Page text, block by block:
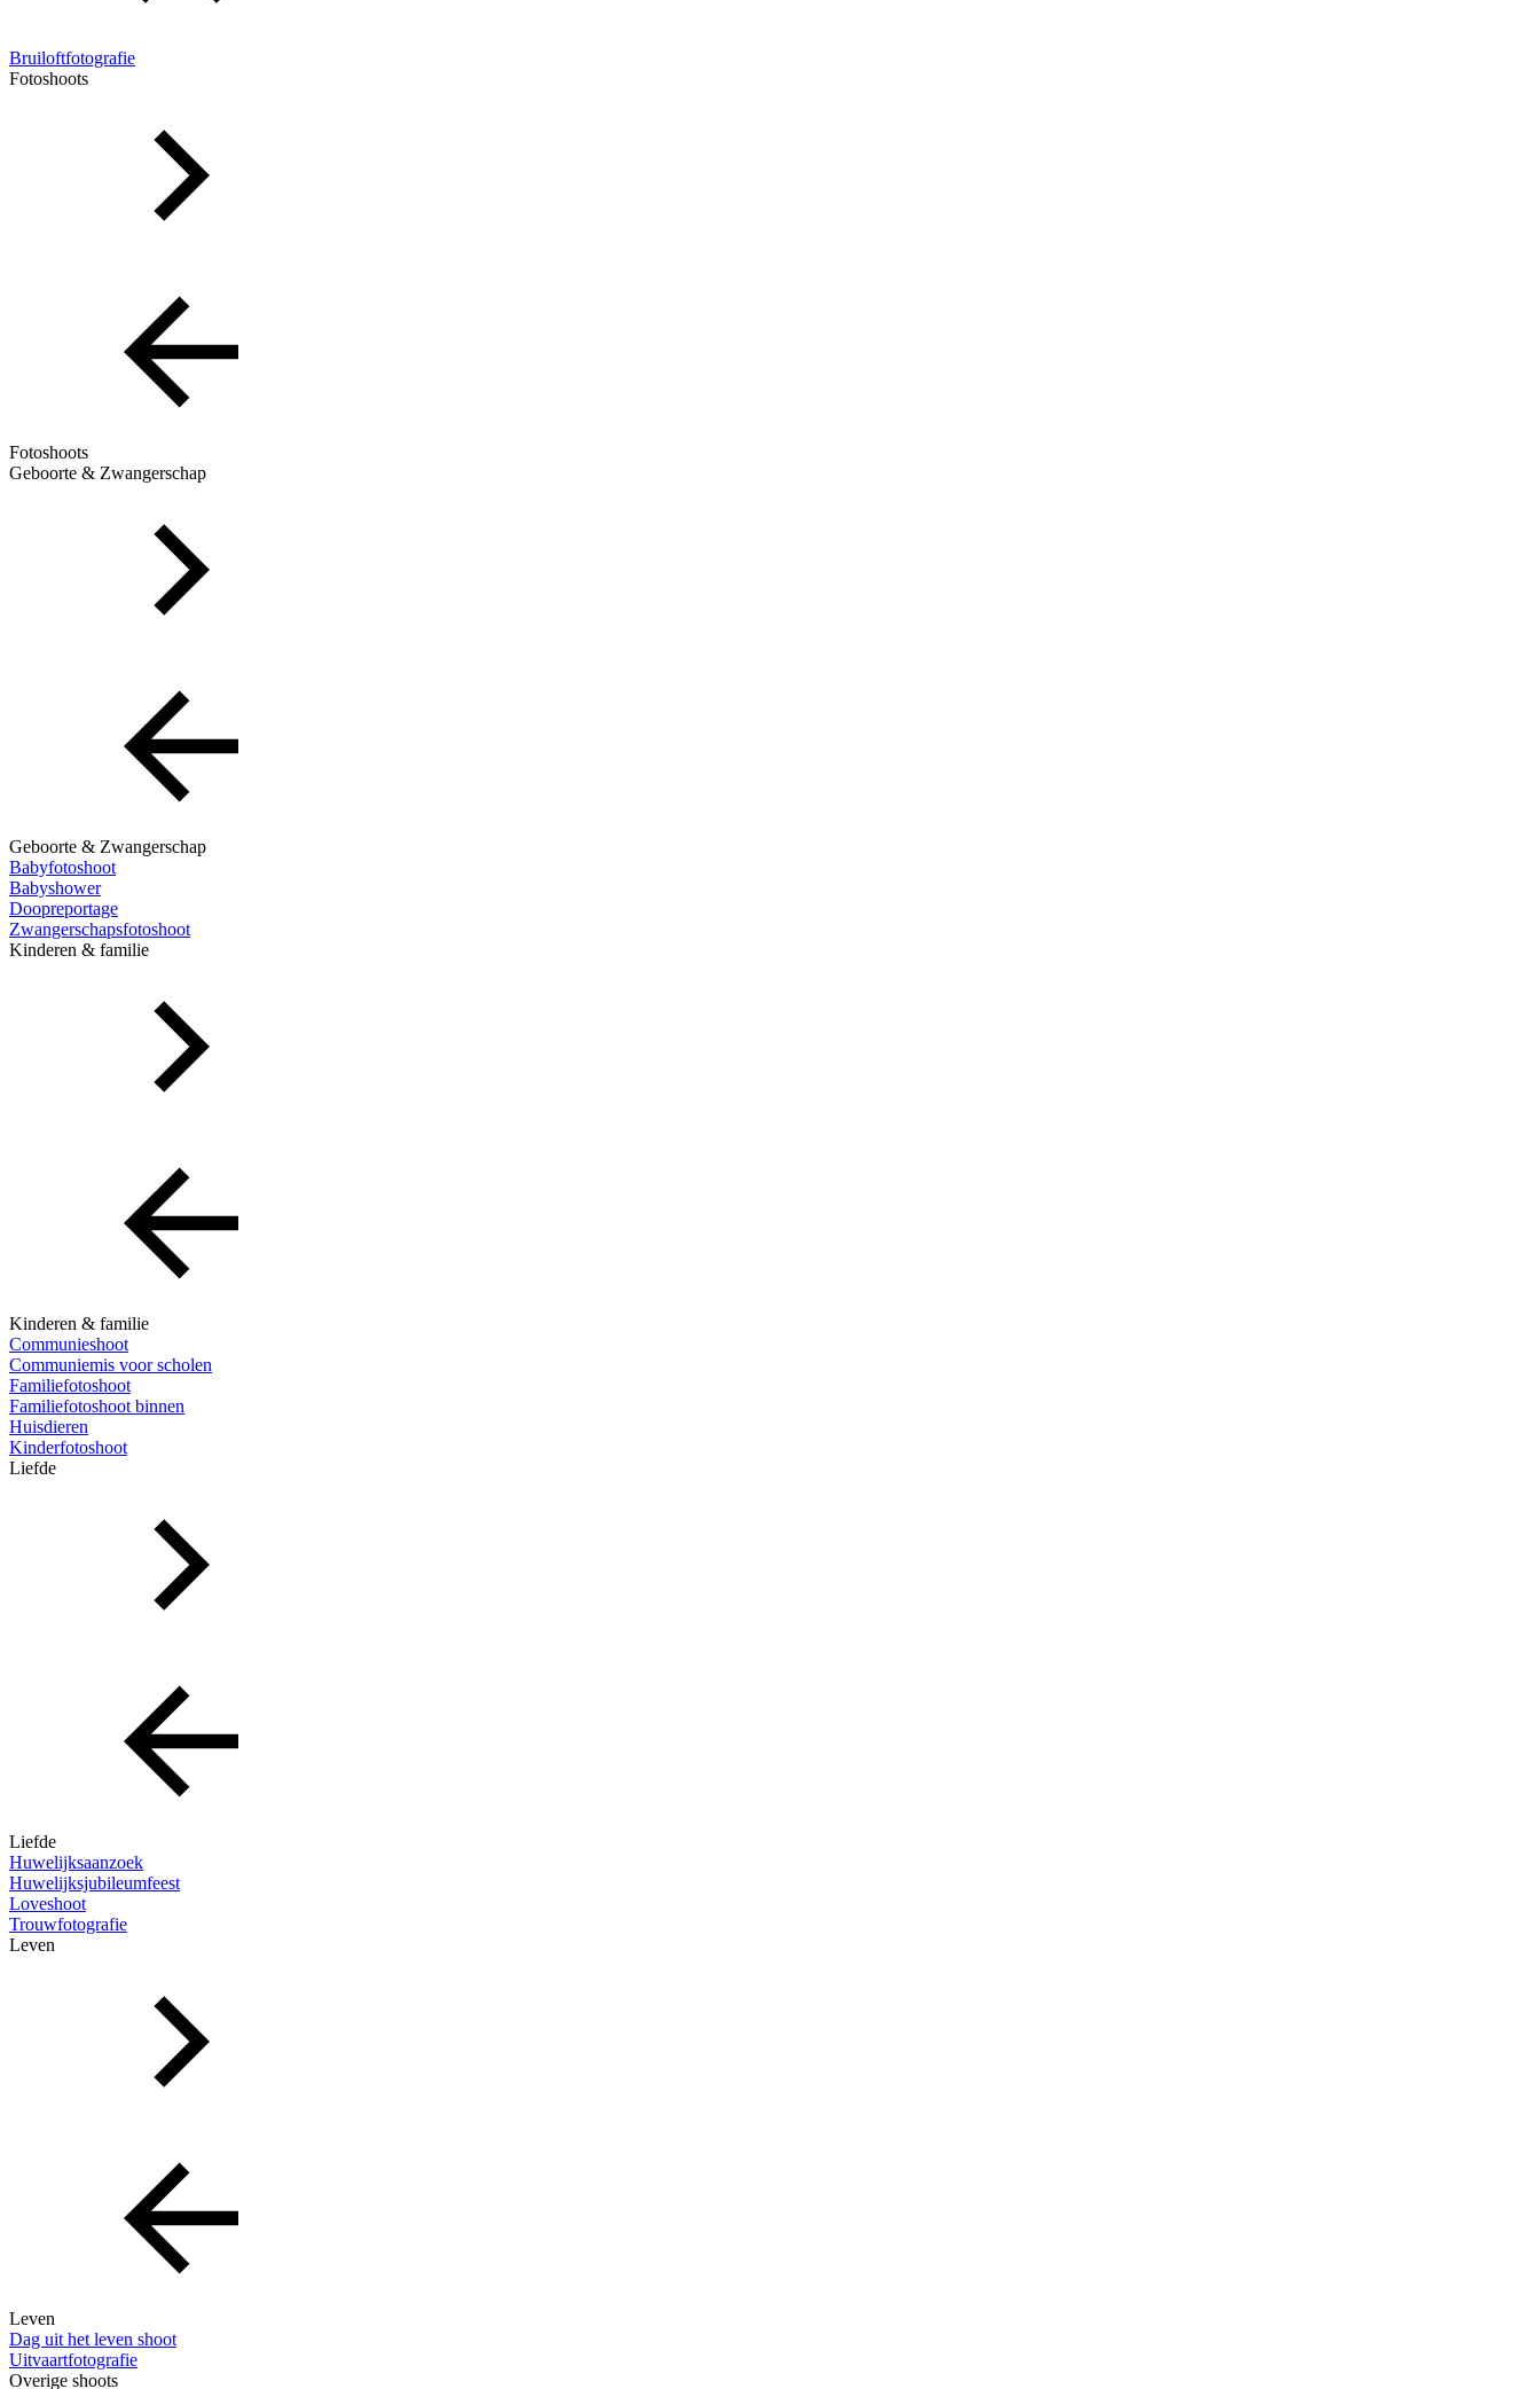
Bruiloftfotografie
Fotoshoots
Fotoshoots
Geboorte & Zwangerschap
Geboorte & Zwangerschap
Babyfotoshoot
Babyshower
Doopreportage
Zwangerschapsfotoshoot
Kinderen & familie
Kinderen & familie
Communieshoot
Communiemis voor scholen
Familiefotoshoot
Familiefotoshoot binnen
Huisdieren
Kinderfotoshoot
Liefde
Liefde
Huwelijksaanzoek
Huwelijksjubileumfeest
Loveshoot
Trouwfotografie
Leven
Leven
Dag uit het leven shoot
Uitvaartfotografie
Overige shoots